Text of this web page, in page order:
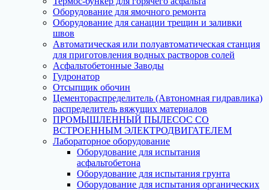
Оборудование для ямочного ремонта
Оборудование для санации трещин и заливки
швов
Автоматическая или полуавтоматическая станция
для приготовления водных растворов солей
Асфальтобетонные Заводы
Гудронатор
Отсыпщик обочин
Цементораспределитель (Автономная гидравлика)
распределитель вяжущих материалов
ПРОМЫШЛЕННЫЙ ПЫЛЕСОС СО
ВСТРОЕННЫМ ЭЛЕКТРОДВИГАТЕЛЕМ
Лабораторное оборудование
Оборудование для испытания
асфальтобетона
Оборудование для испытания грунта
Оборудование для испытания органических